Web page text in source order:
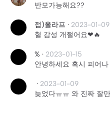
반모가능해요??
접)올라프 · 2023-01-09
헐 감성 개쩔어요❤🔥
% · 2023-01-15
안녕하세요 혹시 피어
· 2023-01-09
늦었다ㅠㅠ 와 진짜 잘